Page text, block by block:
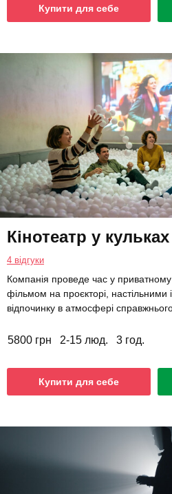
Купити для себе
Кінотеатр у кульках
4 відгуки
Компанія проведе час у приватному
фільмом на проєкторі, настільними
відпочинку в атмосфері
5800 грн 2-15 люд. 3 год.
Купити для себе